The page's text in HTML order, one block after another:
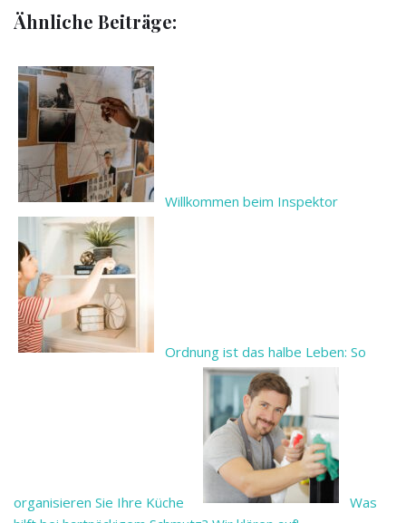
Ähnliche Beiträge:
Willkommen beim Inspektor
Ordnung ist das halbe Leben: So
organisieren Sie Ihre Küche
Was